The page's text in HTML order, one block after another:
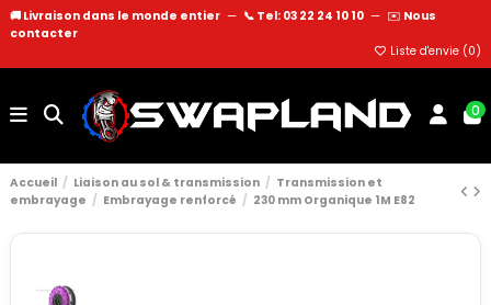
🚚 Livraison dans le monde entier — 📞 Tel: 03 22 24 10 10 — ✉️ Nous
contacter
Liste d'envie (0)
0
Accueil Liaison au sol & transmission
Transmission et
embrayage
Embrayage renforcé 230 mm Organique 1M E82